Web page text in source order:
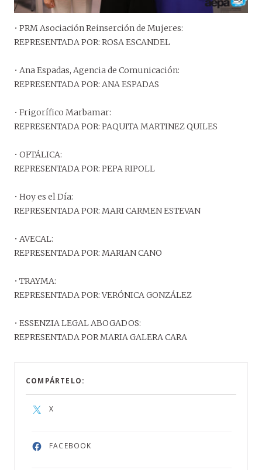
• PRM Asociación Reinserción de Mujeres:
REPRESENTADA POR: ROSA ESCANDEL
• Ana Espadas, Agencia de Comunicación:
REPRESENTADA POR: ANA ESPADAS
• Frigorífico Marbamar:
REPRESENTADA POR: PAQUITA MARTINEZ QUILES
• OFTÁLICA:
REPRESENTADA POR: PEPA RIPOLL
• Hoy es el Día:
REPRESENTADA POR: MARI CARMEN ESTEVAN
• AVECAL:
REPRESENTADA POR: MARIAN CANO
• TRAYMA:
REPRESENTADA POR: VERÓNICA GONZÁLEZ
• ESSENZIA LEGAL ABOGADOS:
REPRESENTADA POR MARIA GALERA CARA
COMPÁRTELO:
X
FACEBOOK